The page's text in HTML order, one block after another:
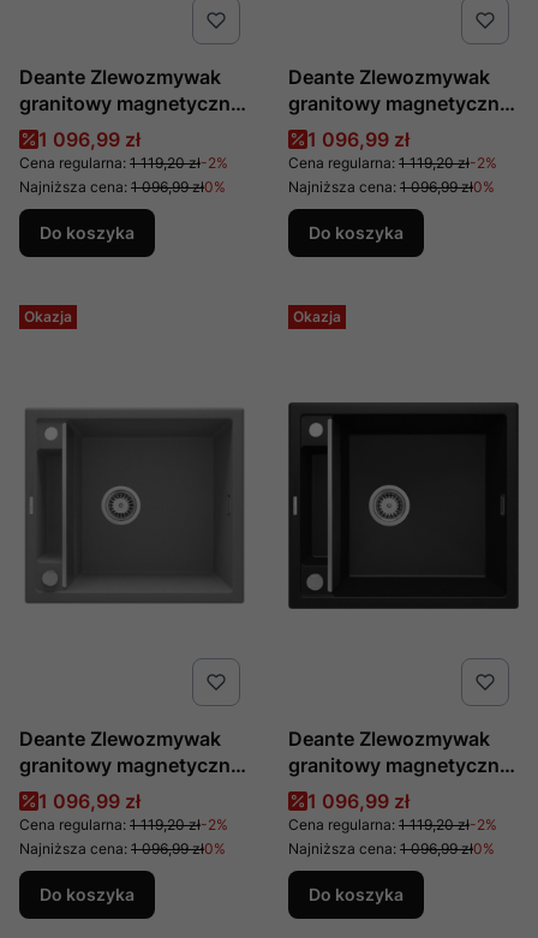
Deante Zlewozmywak
granitowy magnetyczny
1-komorowy Magnetic
antracyt metalik ZRM
T103
Cena promocyjna
1 096,99 zł
Cena regularna: 1 119,20 zł-2%
Najniższa cena: 1 096,99 zł0%
Do koszyka
Deante Zlewozmywak
granitowy magnetyczny
1-komorowy Magnetic
Nero ZRM N103
Cena promocyjna
1 096,99 zł
Cena regularna: 1 119,20 zł-2%
Najniższa cena: 1 096,99 zł0%
Do koszyka
Okazja
Deante Zlewozmywak
granitowy magnetyczny
1-komorowy Magnetic
szary metalik ZRM S103
Cena promocyjna
1 096,99 zł
Cena regularna: 1 119,20 zł-2%
Najniższa cena: 1 096,99 zł0%
Do koszyka
Okazja
Deante Zlewozmywak
granitowy magnetyczny
1-komorowy Magnetic
ZRM G103
Cena promocyjna
1 096,99 zł
Cena regularna: 1 119,20 zł-2%
Najniższa cena: 1 096,99 zł0%
Do koszyka